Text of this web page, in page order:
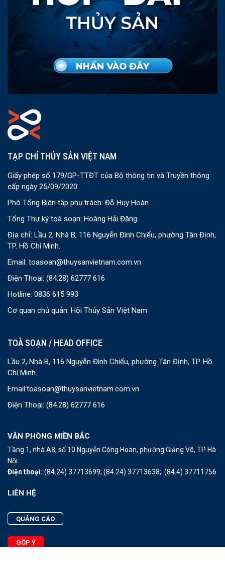
TẠP CHÍ THỦY SẢN VIỆT NAM
Giấy phép số 179/GP-TTĐT của Bộ thông tin và Truyền thông
cấp ngày 25/09/2020
Phó Tổng Biên tập phụ trách: Đỗ Huy Hoàn
Tổng Thư ký toà soạn: Hoàng Hải Đăng
Địa chỉ: Lầu 2, Nhà B, 116 Nguyễn Đình Chiểu, phường Tân Định,
TP. Hồ Chí Minh.
Email: toasoan@thuysanvietnam.com.vn
Điện Thoại: (84.28) 62777 616
Hotline: 0836 615 993
Cơ quan chủ quản: Hội Thủy Sản Việt Nam
TOÀ SOẠN / HEAD OFFICE
Lầu 2, Nhà B, 116 Nguyễn Đình Chiểu, phường Tân Định, TP. Hồ
Chí Minh.
Email:toasoan@thuysanvietnam.com.vn
Điện Thoại: (84.28) 62777 616
VĂN PHÒNG MIỀN BẮC
Tầng 1, nhà A8, số 10 Nguyễn Công Hoan, phường Giảng Võ, TP Hà
Nội.
Điện thoại: (84.24) 37713699; (84.24) 37713638; (84.4) 37711756
LIÊN HỆ
QUẢNG CÁO
GÓP Ý